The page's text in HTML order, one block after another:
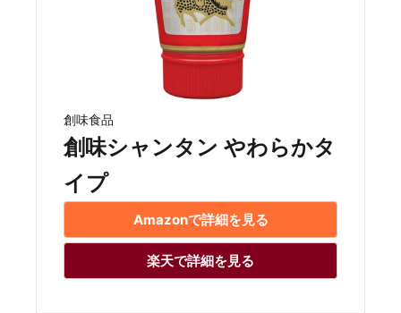
創味食品
創味シャンタン やわらかタ
イプ
Amazonで詳細を見る
楽天で詳細を見る